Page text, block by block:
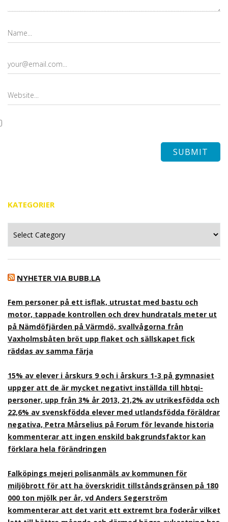
KATEGORIER
NYHETER VIA BUBB.LA
Fem personer på ett isflak, utrustat med bastu och
motor, tappade kontrollen och drev hundratals meter ut
på Nämdöfjärden på Värmdö, svallvågorna från
Vaxholmsbåten bröt upp flaket och sällskapet fick
räddas av samma färja
15% av elever i årskurs 9 och i årskurs 1-3 på gymnasiet
uppger att de är mycket negativt inställda till hbtqi-
personer, upp från 3% år 2013, 21,2% av utrikesfödda och
22,6% av svenskfödda elever med utlandsfödda föräldrar
negativa, Petra Mårselius på Forum för levande historia
kommenterar att ingen enskild bakgrundsfaktor kan
förklara hela förändringen
Falköpings mejeri polisanmäls av kommunen för
miljöbrott för att ha överskridit tillståndsgränsen på 180
000 ton mjölk per år, vd Anders Segerström
kommenterar att det varit ett extremt bra foderår vilket